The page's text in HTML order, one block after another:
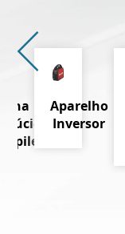
Aparelho
Inversor